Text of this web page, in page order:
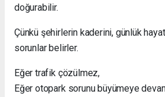
doğurabilir.
Çünkü şehirlerin kaderini, günlük
sorunlar belirler.
Eğer trafik çözülmez,
Eğer otopark sorunu büyümeye